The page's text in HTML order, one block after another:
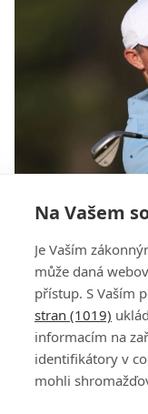
Na Vašem
Je Vaším
může daná
přístup. S Vaším
stran (1019)
informacím na
identifikátory v
mohli
Tlačenice na
vedou Kim a